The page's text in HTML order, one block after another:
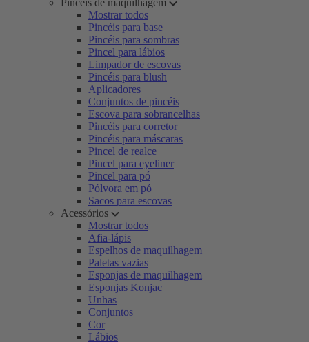
Pincéis de maquilhagem
Mostrar todos
Pincéis para base
Pincéis para sombras
Pincel para lábios
Limpador de escovas
Pincéis para blush
Aplicadores
Conjuntos de pincéis
Escova para sobrancelhas
Pincéis para corretor
Pincéis para máscaras
Pincel de realce
Pincel para eyeliner
Pincel para pó
Pólvora em pó
Sacos para escovas
Acessórios
Mostrar todos
Afia-lápis
Espelhos de maquilhagem
Paletas vazias
Esponjas de maquilhagem
Esponjas Konjac
Unhas
Conjuntos
Cor
Lábios